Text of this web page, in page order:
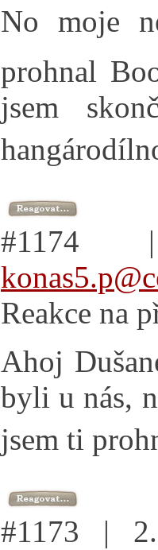
No moje
prohnal
jsem
#1174
Reakce na
Ahoj
byli u nás,
jsem ti
#1173 |